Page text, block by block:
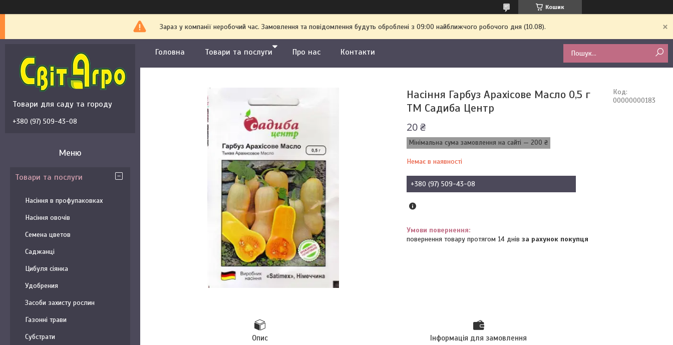
Кошик
Зараз у компанії неробочий час. Замовлення та повідомлення будуть оброблені з 09:00 найближчого робочого дня (10.08).
Головна Товари та послуги Про нас Контакти
Насіння Гарбуз Арахісове Масло 0,5 г
ТМ Садиба Центр
20 ₴
Мінімальна сума замовлення на сайті — 200 ₴
Немає в наявності
Код:
00000000183
+380 (97) 509-43-08
повернення товару протягом 14 днів за рахунок покупця
Опис Інформація для замовлення
Товари для саду та городу
+380 (97) 509-43-08
Товари та послуги
Насіння в профупаковках
Насіння овочів
Семена цветов
Саджанці
Цибуля сіянка
Удобрения
Засоби захисту рослин
Газонні трави
Субстрати